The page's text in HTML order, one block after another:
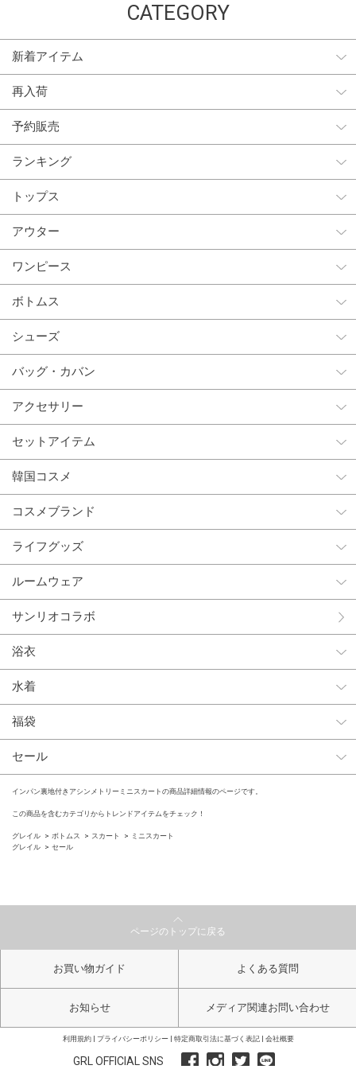
CATEGORY
新着アイテム
再入荷
予約販売
ランキング
トップス
アウター
ワンピース
ボトムス
シューズ
バッグ・カバン
アクセサリー
セットアイテム
韓国コスメ
コスメブランド
ライフグッズ
ルームウェア
サンリオコラボ
浴衣
水着
福袋
セール
インパン裏地付きアシンメトリーミニスカートの商品詳細情報のページです。
この商品を含むカテゴリからトレンドアイテムをチェック！
グレイル ボトムス スカート
ミニスカート
グレイル
セール
ページのトップに戻る
お買い物ガイド よくある質問
お知らせ メディア関連お問い合わせ
利用規約 プライバシーポリシー 特定商取引法に基づく表記 会社概要
GRL OFFICIAL SNS